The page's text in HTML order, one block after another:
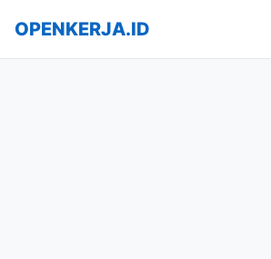
OPENKERJA.ID